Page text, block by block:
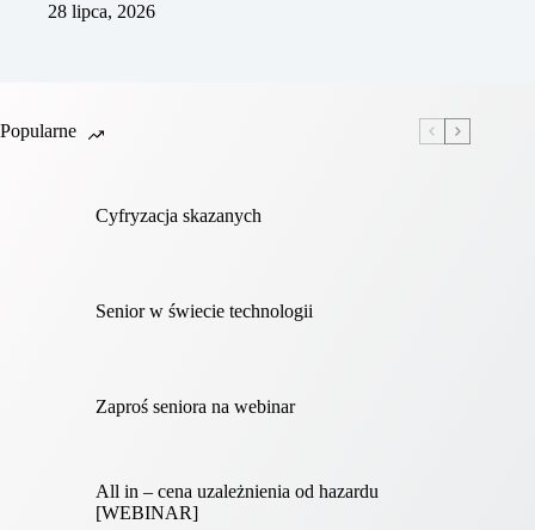
28 lipca, 2026
Popularne
Cyfryzacja skazanych
Senior w świecie technologii
Zaproś seniora na webinar
All in – cena uzależnienia od hazardu
[WEBINAR]